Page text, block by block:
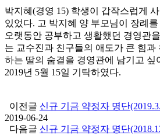
박지혜(경영 15) 학생이 갑작스럽게
있었다. 고 박지혜 양 부모님이 장례를
오랫동안 공부하고 생활했던 경영관
는 교수진과 친구들의 애도가 큰 힘과
하는 딸의 숨결을 경영관에 남기고 싶
2019년 5월 15일 기탁하였다.
이전글 신규 기금 약정자 명단
2019-06-24
다음글 신규 기금 약정자 명단